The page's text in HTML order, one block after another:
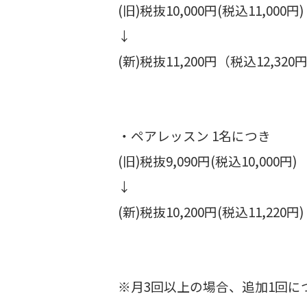
(旧)税抜10,000円(税込11,000円)
↓
(新)税抜11,200円（税込12,320円
・ペアレッスン 1名につき
(旧)税抜9,090円(税込10,000円)
↓
(新)税抜10,200円(税込11,220円)
※月3回以上の場合、追加1回に